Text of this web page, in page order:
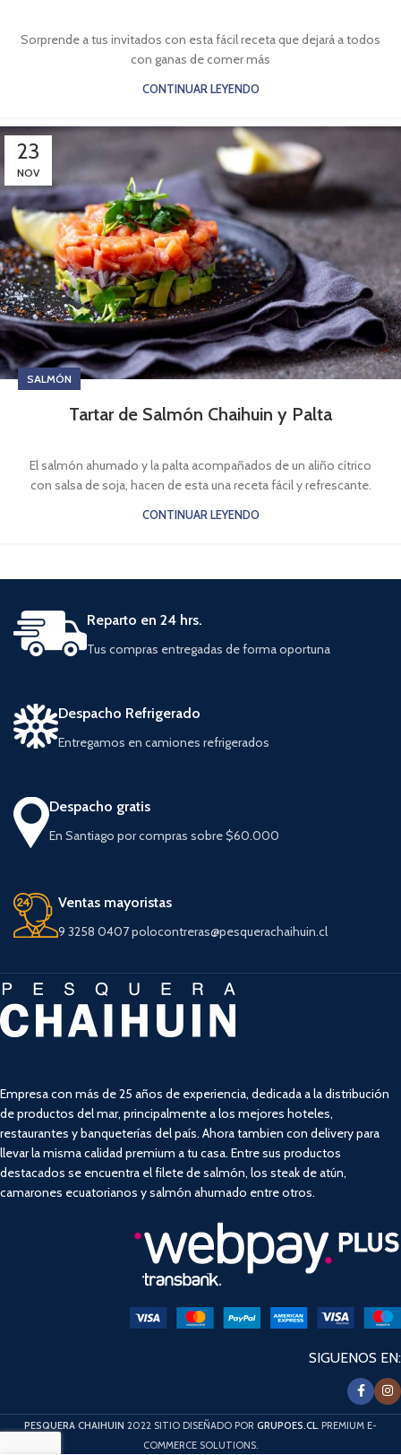
Sorprende a tus invitados con esta fácil receta que dejará a todos
con ganas de comer más
CONTINUAR LEYENDO
23
NOV
SALMÓN
Tartar de Salmón Chaihuin y Palta
El salmón ahumado y la palta acompañados de un aliño cítrico
con salsa de soja, hacen de esta una receta fácil y refrescante.
CONTINUAR LEYENDO
Reparto en 24 hrs.
Tus compras entregadas de forma oportuna
Despacho Refrigerado
Entregamos en camiones refrigerados
Despacho gratis
En Santiago por compras sobre $60.000
Ventas mayoristas
9 3258 0407 polocontreras@pesquerachaihuin.cl
Empresa con más de 25 años de experiencia, dedicada a la distribución
de productos del mar, principalmente a los mejores hoteles,
restaurantes y banqueterías del país. Ahora tambien con delivery para
llevar la misma calidad premium a tu casa. Entre sus productos
destacados se encuentra el filete de salmón, los steak de atún,
camarones ecuatorianos y salmón ahumado entre otros.
SIGUENOS EN:
PESQUERA CHAIHUIN 2022 SITIO DISEÑADO POR GRUPOES.CL. PREMIUM E-
COMMERCE SOLUTIONS.